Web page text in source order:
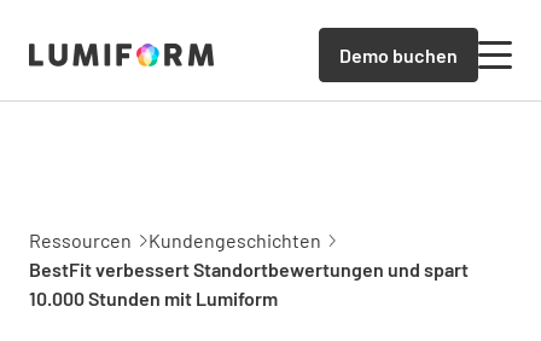
Demo buchen
Ressourcen
Kundengeschichten
BestFit verbessert Standortbewertungen und spart
10.000 Stunden mit Lumiform